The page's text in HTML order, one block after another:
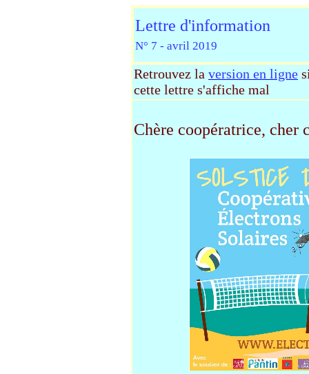
Lettre d'information
N° 7 - avril 2019
Retrouvez la version en ligne
cette lettre s'affiche mal
Chère coopératrice, cher